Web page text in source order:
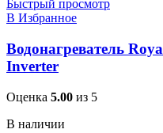
Быстрый просмотр
В Избранное
Водонагреватель
Inverter
Оценка 5.00 из 5
В наличии